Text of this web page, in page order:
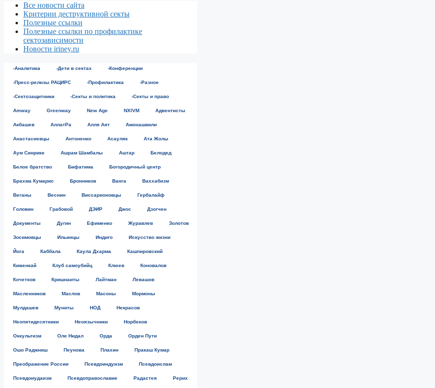
Все новости сайта
Критерии деструктивной секты
Полезные ссылки
Полезные ссылки по профилактике
сектозависимости
Новости iriney.ru
-Аналитика -Дети в сектах -Конференции
-Пресс-релизы РАЦИРС -Профилактика -Разное
-Сектозащитники -Секты и политика -Секты и право
Amway Greenway New Age NXIVM Адвентисты
Акбашев АллатРа Алля Аят Амонашвили
Анастасиевцы Антоненко Асауляк Ата Жолы
Аум Синрике Ашрам Шамбалы Аштар Белодед
Белое братство Бифатима Богородичный центр
Брахма Кумарис Бронников Ванга Ваххабизм
Веганы Веснин Виссарионовцы Гербалайф
Головин Грабовой ДЭИР Джос Дзогчен
Документы Дугин Ефименко Журавлев Золотов
Зосимовцы Ильинцы Индиго Искусство жизни
Йога Каббала Каула Дхарма Кашпировский
Киженкай Клуб самоубийц Клюев Коновалов
Кочетков Кришнаиты Лайтман Левашов
Масленников Маслов Масоны Мормоны
Мулдашев Муниты НОД Некрасов
Неопятидесятники Неоязычники Норбеков
Оккультизм Оле Нидал Орда Орден Пути
Ошо Раджниш Пеунова Плахин Пракаш Кумар
Преображение России Псевдоиндуизм Псевдоислам
Псевдоиудаизм Псевдоправославие Радастея Рерих